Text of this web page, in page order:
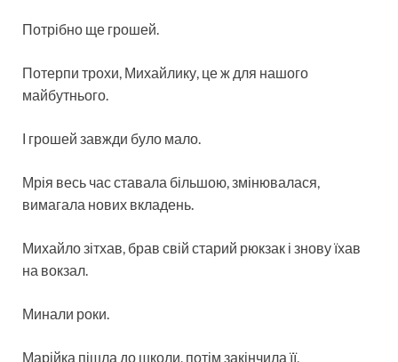
Потрібно ще грошей.
Потерпи трохи, Михайлику, це ж для нашого
майбутнього.
І грошей завжди було мало.
Мрія весь час ставала більшою, змінювалася,
вимагала нових вкладень.
Михайло зітхав, брав свій старий рюкзак і знову їхав
на вокзал.
Минали роки.
Марійка пішла до школи, потім закінчила її,